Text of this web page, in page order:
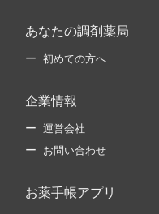
あなたの調剤薬局
初めての方へ
企業情報
運営会社
お問い合わせ
お薬手帳アプリ